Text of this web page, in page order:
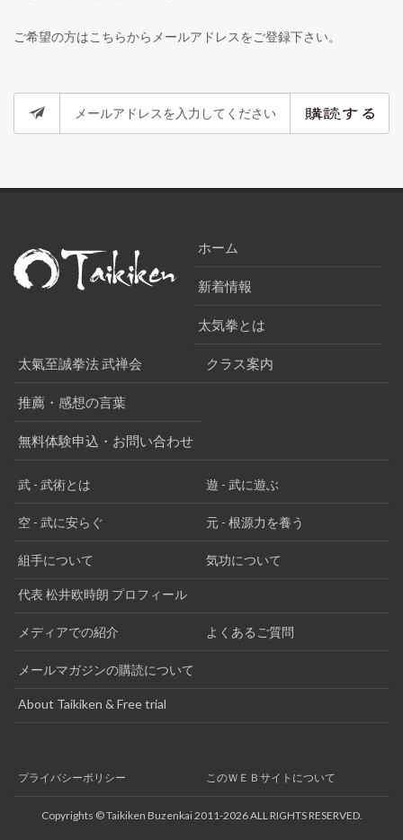
ご希望の方はこちらからメールアドレスをご登録下さい。
ホーム
新着情報
太気拳とは
太氣至誠拳法 武禅会 クラス案内
推薦・感想の言葉
無料体験申込・お問い合わせ
武 - 武術とは 遊 - 武に遊ぶ
空 - 武に安らぐ 元 - 根源力を養う
組手について 気功について
代表 松井欧時朗 プロフィール
メディアでの紹介 よくあるご質問
メールマガジンの購読について
About Taikiken & Free trial
プライバシーポリシー このＷＥＢサイトについて
Copyrights © Taikiken Buzenkai 2011-2026 ALL RIGHTS RESERVED.